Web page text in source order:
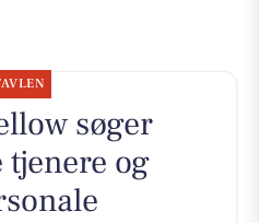
søger
og